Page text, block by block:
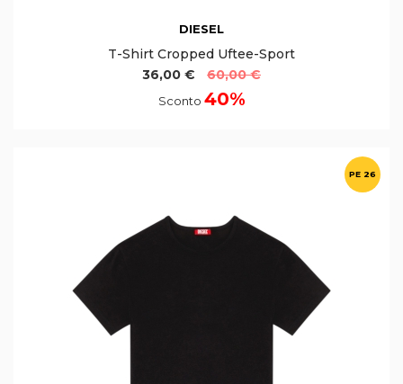
DIESEL
T-Shirt Cropped Uftee-Sport
36,00 €
60,00 €
Sconto 40%
PE 26